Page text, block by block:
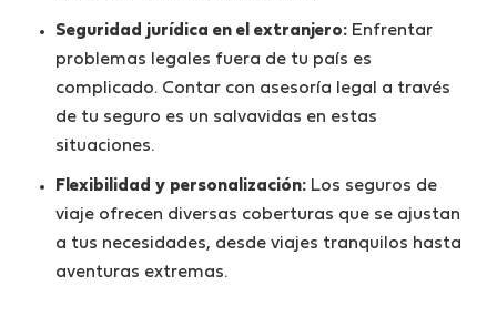
Seguridad jurídica en el extranjero: Enfrentar
problemas legales fuera de tu país es
complicado. Contar con asesoría legal a través
de tu seguro es un salvavidas en estas
situaciones.
Flexibilidad y personalización: Los seguros de
viaje ofrecen diversas coberturas que se ajustan
a tus necesidades, desde viajes tranquilos hasta
aventuras extremas.